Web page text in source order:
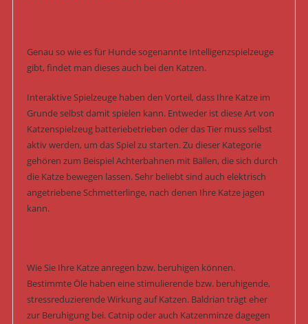
Genau so wie es für Hunde sogenannte Intelligenzspielzeuge
gibt, findet man dieses auch bei den Katzen.
Interaktive Spielzeuge haben den Vorteil, dass Ihre Katze im
Grunde selbst damit spielen kann. Entweder ist diese Art von
Katzenspielzeug batteriebetrieben oder das Tier muss selbst
aktiv werden, um das Spiel zu starten. Zu dieser Kategorie
gehören zum Beispiel Achterbahnen mit Bällen, die sich durch
die Katze bewegen lassen. Sehr beliebt sind auch elektrisch
angetriebene Schmetterlinge, nach denen Ihre Katze jagen
kann.
Wie Sie Ihre Katze anregen bzw. beruhigen können.
Bestimmte Öle haben eine stimulierende bzw. beruhigende,
stressreduzierende Wirkung auf Katzen. Baldrian trägt eher
zur Beruhigung bei. Catnip oder auch Katzenminze dagegen